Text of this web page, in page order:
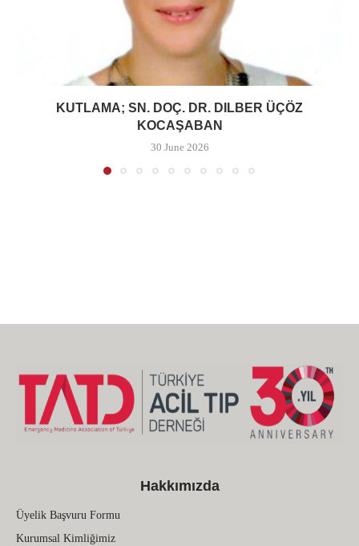
KUTLAMA; SN. DOÇ. DR. DILBER ÜÇÖZ
KOCAŞABAN
30 June 2026
Hakkımızda
Üyelik Başvuru Formu
Kurumsal Kimliğimiz